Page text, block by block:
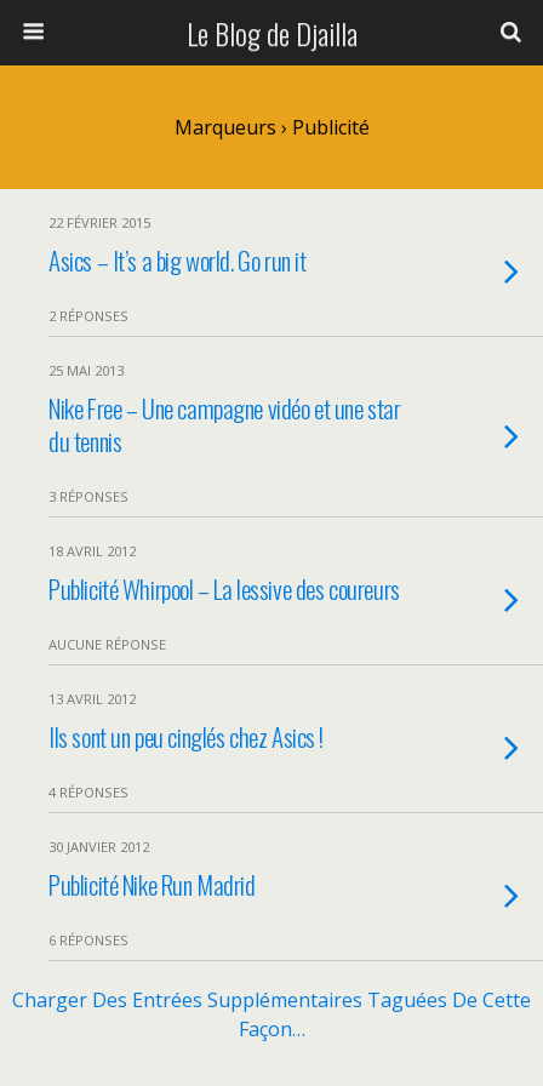
Le Blog de Djailla
Marqueurs › Publicité
22 FÉVRIER 2015
Asics – It’s a big world. Go run it
2 RÉPONSES
25 MAI 2013
Nike Free – Une campagne vidéo et une star
du tennis
3 RÉPONSES
18 AVRIL 2012
Publicité Whirpool – La lessive des coureurs
AUCUNE RÉPONSE
13 AVRIL 2012
Ils sont un peu cinglés chez Asics !
4 RÉPONSES
30 JANVIER 2012
Publicité Nike Run Madrid
6 RÉPONSES
Charger Des Entrées Supplémentaires Taguées De Cette
Façon…